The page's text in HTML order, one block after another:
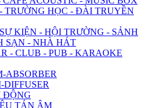
TRƯỜNG HỌC - ĐÀI TRUYỀN
KIỆN - HỘI TRƯỜNG - SẢNH
SẠN - NHÀ HÁT
- CLUB - PUB - KARAOKE
ABSORBER
ĐỘNG
TÁN ÂM